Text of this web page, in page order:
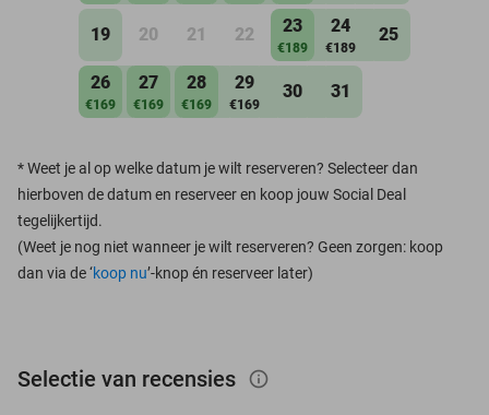
19 20 21 22 23
€189
24
€189
25
26
€169
27
€169
28
€169
29
€169
30 31
*Weet je al op welke datum je wilt reserveren? Selecteer dan
hierboven de datum en reserveer en koop jouw Social Deal
tegelijkertijd.
(Weet je nog niet wanneer je wilt reserveren? Geen zorgen: koop
dan via de ‘koop nu’-knop én reserveer later)
Selectie van recensies info_outlined